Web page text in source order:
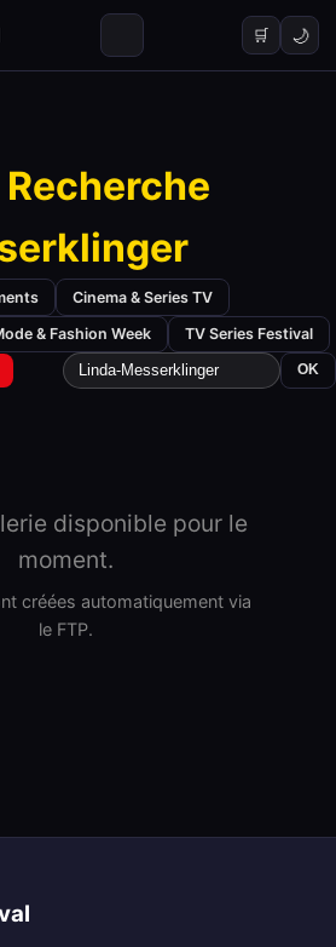
🛒 🌙
Recherche
Cinema & Series TV
& Fashion Week TV Series Festival
OK
disponible pour le
moment.
créées automatiquement via
le FTP.